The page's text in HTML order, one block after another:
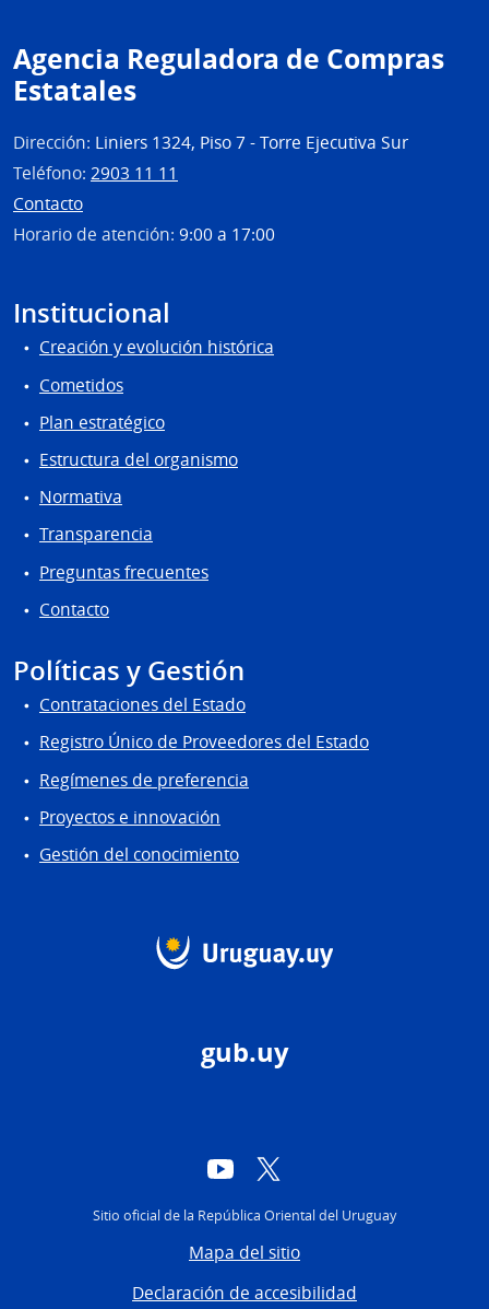
Agencia Reguladora de Compras
Estatales
Dirección: Liniers 1324, Piso 7 - Torre Ejecutiva Sur
Teléfono: 2903 11 11
Contacto
Horario de atención: 9:00 a 17:00
Institucional
Creación y evolución histórica
Cometidos
Plan estratégico
Estructura del organismo
Normativa
Transparencia
Preguntas frecuentes
Contacto
Políticas y Gestión
Contrataciones del Estado
Registro Único de Proveedores del Estado
Regímenes de preferencia
Proyectos e innovación
Gestión del conocimiento
gub.uy
YouTube
Sitio oficial de la República Oriental del Uruguay
Mapa del sitio
Declaración de accesibilidad